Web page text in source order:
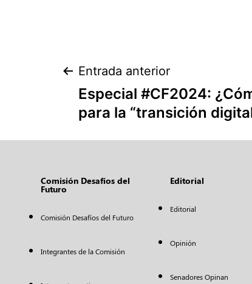
Entrada anterior
Especial #CF2024:
para la “transición
Comisión Desafíos del
Futuro
Comisión Desafíos del Futuro
Integrantes de la Comisión
Editorial
Editorial
Opinión
Senadores Opinan